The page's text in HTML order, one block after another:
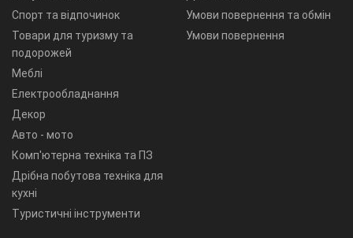
Спорт та відпочинок
Товари для туризму та
подорожей
Меблі
Електрообладнання
Декор
Авто - мото
Комп'ютерна техніка та ПЗ
Дрібна побутова техніка для
кухні
Туристичні інструменти
Умови повернення та обмін
Умови повернення